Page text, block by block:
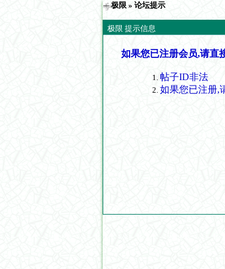
极限 » 论坛提示
极限 提示信息
如果您已注册会员,请直
帖子ID非法
如果您已注册,